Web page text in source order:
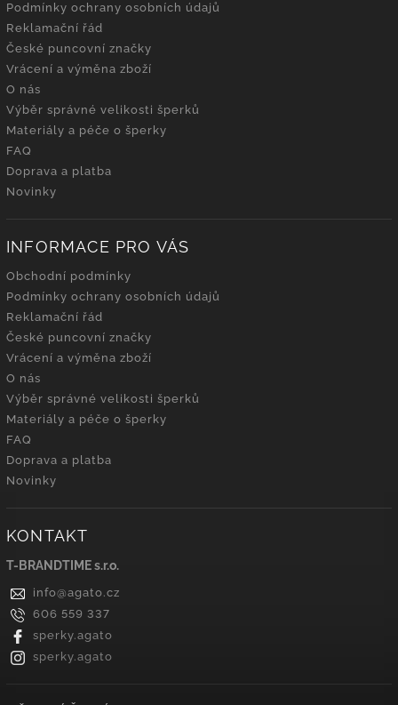
Podmínky ochrany osobních údajů
Reklamační řád
České puncovní značky
Vrácení a výměna zboží
O nás
Výběr správné velikosti šperků
Materiály a péče o šperky
FAQ
Doprava a platba
Novinky
INFORMACE PRO VÁS
Obchodní podmínky
Podmínky ochrany osobních údajů
Reklamační řád
České puncovní značky
Vrácení a výměna zboží
O nás
Výběr správné velikosti šperků
Materiály a péče o šperky
FAQ
Doprava a platba
Novinky
KONTAKT
T-BRANDTIME s.r.o.
info@agato.cz
606 559 337
sperky.agato
sperky.agato